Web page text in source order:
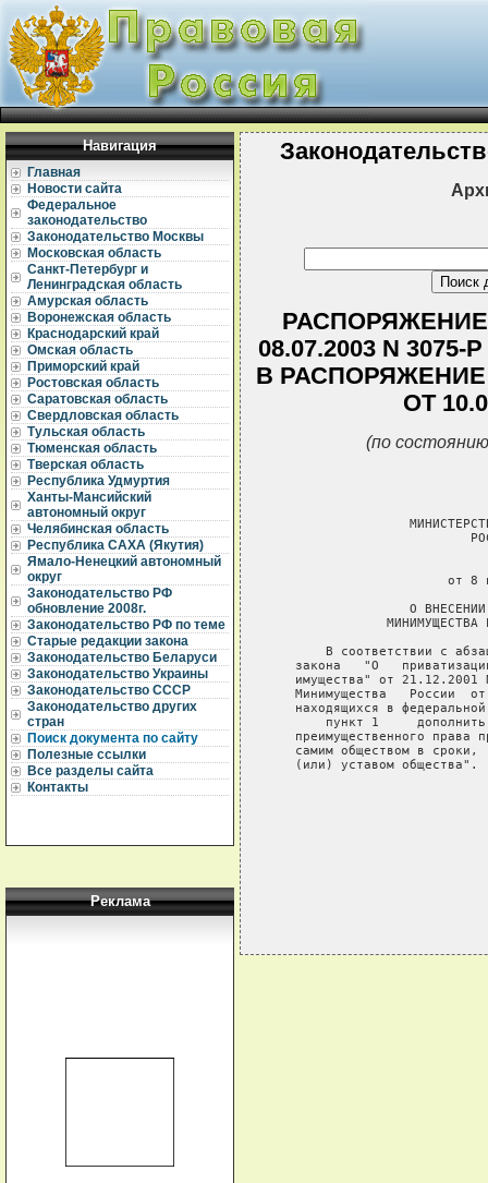
Навигация
Главная
Новости сайта
Федеральное
законодательство
Законодательство Москвы
Московская область
Санкт-Петербург и
Ленинградская область
Амурская область
Воронежская область
Краснодарский край
Омская область
Приморский край
Ростовская область
Саратовская область
Свердловская область
Тульская область
Тюменская область
Тверская область
Республика Удмуртия
Ханты-Мансийский
автономный округ
Челябинская область
Республика САХА (Якутия)
Ямало-Ненецкий автономный
округ
Законодательство РФ
обновление 2008г.
Законодательство РФ по теме
Старые редакции закона
Законодательство Беларуси
Законодательство Украины
Законодательство СССР
Законодательство других
стран
Поиск документа по сайту
Полезные ссылки
Все разделы сайта
Контакты
Реклама
08.07.2003 N
В
ОТ
(по
от 8
О
МИНИМУЩЕСТВА
В соответствии с
закона   "О
имущества" от 21.12.2001
Минимущества   России
находящихся в
пункт 1
преимущественного права
самим обществом в сроки,
   (или) уставом общества".